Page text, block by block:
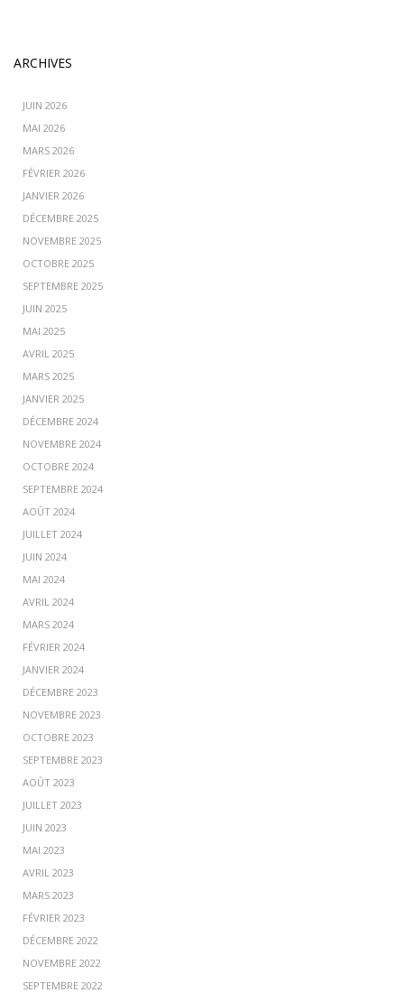
ARCHIVES
JUIN 2026
MAI 2026
MARS 2026
FÉVRIER 2026
JANVIER 2026
DÉCEMBRE 2025
NOVEMBRE 2025
OCTOBRE 2025
SEPTEMBRE 2025
JUIN 2025
MAI 2025
AVRIL 2025
MARS 2025
JANVIER 2025
DÉCEMBRE 2024
NOVEMBRE 2024
OCTOBRE 2024
SEPTEMBRE 2024
AOÛT 2024
JUILLET 2024
JUIN 2024
MAI 2024
AVRIL 2024
MARS 2024
FÉVRIER 2024
JANVIER 2024
DÉCEMBRE 2023
NOVEMBRE 2023
OCTOBRE 2023
SEPTEMBRE 2023
AOÛT 2023
JUILLET 2023
JUIN 2023
MAI 2023
AVRIL 2023
MARS 2023
FÉVRIER 2023
DÉCEMBRE 2022
NOVEMBRE 2022
SEPTEMBRE 2022